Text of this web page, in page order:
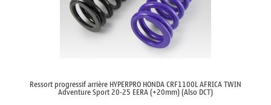
Ressort progressif arrière HYPERPRO HONDA CRF1100L AFRICA TWIN
Adventure Sport 20-25 EERA (+20mm) (Also DCT)